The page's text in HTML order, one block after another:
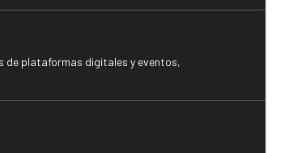
de plataformas digitales y eventos,